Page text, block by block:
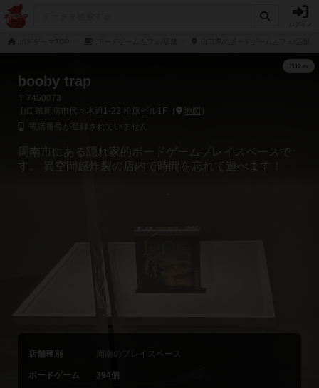
booby trap
〒7450073
山口県周南市代々木通1-23 松原ビル1F（
地図 ）
電話番号が登録されていません
周南市にある隠れ家的ボードゲームプレイスペースで
す。 異空間感炸裂の店内で時間を忘れて遊べます！
店舗種別 周南のプレイスペース
ボードゲーム 394個